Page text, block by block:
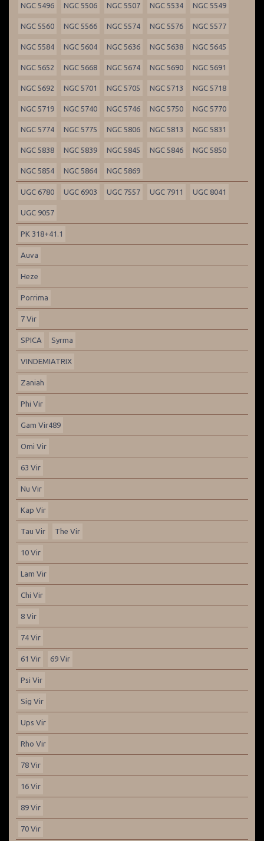
NGC 5496 NGC 5506 NGC 5507 NGC 5534 NGC 5549
NGC 5560 NGC 5566 NGC 5574 NGC 5576 NGC 5577
NGC 5584 NGC 5604 NGC 5636 NGC 5638 NGC 5645
NGC 5652 NGC 5668 NGC 5674 NGC 5690 NGC 5691
NGC 5692 NGC 5701 NGC 5705 NGC 5713 NGC 5718
NGC 5719 NGC 5740 NGC 5746 NGC 5750 NGC 5770
NGC 5774 NGC 5775 NGC 5806 NGC 5813 NGC 5831
NGC 5838 NGC 5839 NGC 5845 NGC 5846 NGC 5850
NGC 5854 NGC 5864 NGC 5869
UGC 6780 UGC 6903 UGC 7557 UGC 7911 UGC 8041
UGC 9057
PK 318+41.1
Auva
Heze
Porrima
7 Vir
SPICA Syrma
VINDEMIATRIX
Zaniah
Phi Vir
Gam Vir489
Omi Vir
63 Vir
Nu Vir
Kap Vir
Tau Vir The Vir
10 Vir
Lam Vir
Chi Vir
8 Vir
74 Vir
61 Vir 69 Vir
Psi Vir
Sig Vir
Ups Vir
Rho Vir
78 Vir
16 Vir
89 Vir
70 Vir